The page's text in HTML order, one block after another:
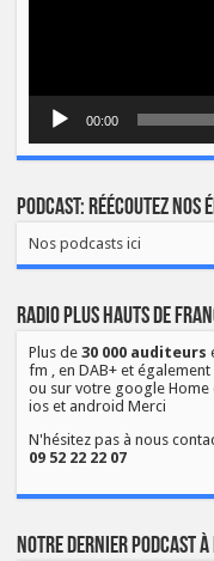
00:00
Podcast: Réécoutez nos
Nos podcasts ici
Radio Plus Hauts de
Plus de 30 000 auditeurs
fm , en DAB+ et
ou sur votre google Home
ios et android Merci
N'hésitez pas à nous
09 52 22 22 07
Notre dernier podcast à